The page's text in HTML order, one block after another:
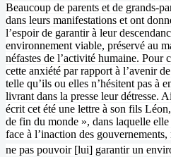
Beaucoup de parents et de grands-
dans leurs manifestations et ont
l’espoir de garantir à leur
environnement viable, préservé au
néfastes de l’activité humaine. Pour
cette anxiété par rapport à l’avenir
telle qu’ils ou elles n’hésitent pas à
livrant dans la presse leur détresse.
écrit cet été une lettre à son fils
de fin du monde », dans laquelle
face à l’inaction des
ne pas pouvoir [lui] garantir un